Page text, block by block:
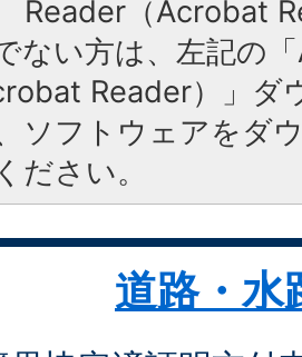
Reader（Acrobat
ない方は、左記の
Reader）」ダ
ソフトウェアをダ
ださい。
道路・水